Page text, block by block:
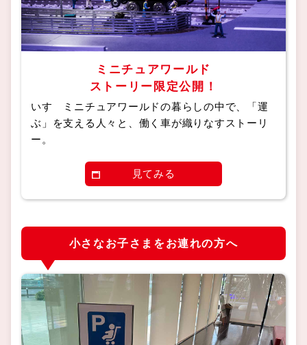
ミニチュアワールド
ストーリー限定公開！
いすゞミニチュアワールドの暮らしの中で、「運
ぶ」を支える人々と、働く車が織りなすストーリ
ー。
見てみる
小さなお子さまをお連れの方へ